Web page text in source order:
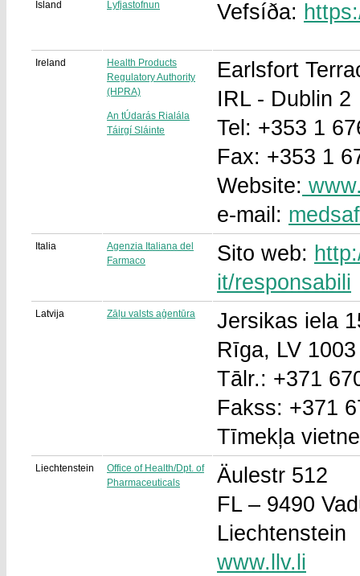
Ísland Lyfjastofnun Vefsíða:
Ireland
Health Products
Regulatory Authority
(HPRA)
An tÚdarás Rialála
Táirgí Sláinte
Earlsfort
IRL - Dublin 2
Tel: +353 1
Fax: +353 1
Website:
e-mail:
Italia
Agenzia Italiana del
Farmaco
Sito web:
it/responsabili
Latvija Zāļu valsts aģentūra
Jersikas iela
Rīga, LV 1003
Tālr.: +371
Fakss: +371
Tīmekļa
Liechtenstein
Office of Health/Dpt. of
Pharmaceuticals
Äulestr 512
FL – 9490
Liechtenstein
www.llv.li